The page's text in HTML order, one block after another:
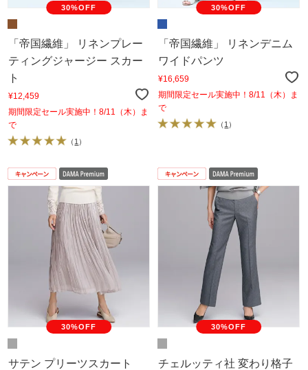
30%OFF
「帝国繊維」 リネンプレー
ティングジャージー スカー
ト
¥12,459
期間限定セール実施中！8/11（木）ま
で
（ 1 ）
30%OFF
「帝国繊維」 リネンデニム
ワイドパンツ
¥16,659
期間限定セール実施中！8/11（木）ま
で
（ 1 ）
30%OFF
サテン プリーツスカート
30%OFF
チェルッティ社 変わり格子